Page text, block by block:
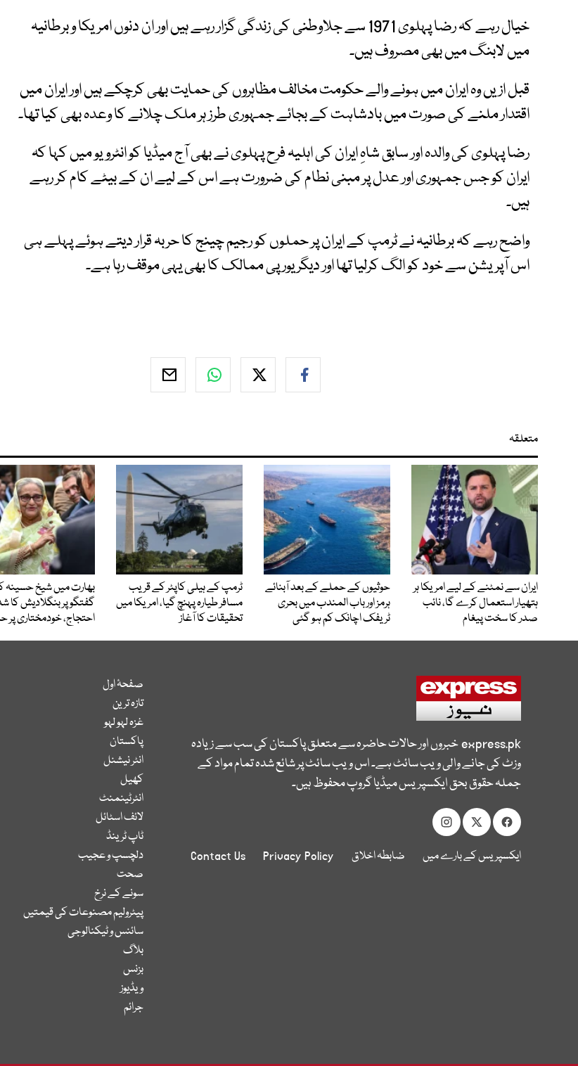
خیال رہے کہ رضا پہلوی 1971 سے جلاوطنی کی زندگی گزار رہے ہیں اور ان دنوں امریکا و برطانیہ
میں لابنگ میں بھی مصروف ہیں۔
قبل ازیں وہ ایران میں ہونے والے حکومت مخالف مظاہروں کی حمایت بھی کرچکے ہیں اور ایران میں
اقتدار ملنے کی صورت میں بادشاہت کے بجائے جمہوری طرز ہر ملک چلانے کا وعدہ بھی کیا تھا۔
رضا پہلوی کی والدہ اور سابق شاہِ ایران کی اہلیہ فرح پہلوی نے بھی آج میڈیا کو انٹرویو میں کہا کہ
ایران کو جس جمہوری اور عدل پر مبنی نطام کی ضرورت ہے اس کے لیے ان کے بیٹے کام کر رہے
ہیں۔
واضح رہے کہ برطانیہ نے ٹرمپ کے ایران پر حملوں کو رجیم چینج کا حربہ قرار دیتے ہوئے پہلے ہی
اس آپریشن سے خود کو الگ کرلیا تھا اور دیگر یورپی ممالک کا بھی یہی موقف رہا ہے۔
متعلقہ
ایران سے نمٹنے کے لیے امریکا ہر
ہتھیار استعمال کرے گا، نائب
صدر کا سخت پیغام
حوثیوں کے حملے کے بعد آبنائے
ہرمز اور باب المندب میں بحری
ٹریفک اچانک کم ہو گئی
ٹرمپ کے ہیلی کاپٹر کے قریب
مسافر طیارہ پہنچ گیا، امریکا میں
تحقیقات کا آغاز
بھارت میں شیخ حسینہ
گفتگو پر بنگلادیش کا
احتجاج، خودمختاری پر
express.pkخبروں اور حالات حاضرہ سے متعلق پاکستان کی سب سے زیادہ
وزٹ کی جانے والی ویب سائٹ ہے۔ اس ویب سائٹ پر شائع شدہ تمام مواد کے
جملہ حقوق بحق ایکسپریس میڈیا گروپ محفوظ ہیں۔
ایکسپریس کے بارے میں ضابطہ اخلاق Privacy Policy
Contact Us
صفحۂ اول
تازہ ترین
غزہ لہو لہو
پاکستان
انٹر نیشنل
کھیل
انٹرٹینمنٹ
لائف اسٹائل
ٹاپ ٹرینڈ
دلچسپ و عجیب
صحت
سونے کے نرخ
پیٹرولیم مصنوعات کی قیمتیں
سائنس و ٹیکنالوجی
بلاگ
بزنس
ویڈیوز
جرائم